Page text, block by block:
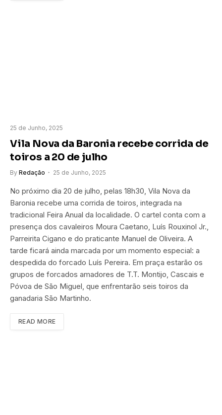
25 de Junho, 2025
Vila Nova da Baronia recebe corrida de
toiros a 20 de julho
By Redação 25 de Junho, 2025
No próximo dia 20 de julho, pelas 18h30, Vila Nova da
Baronia recebe uma corrida de toiros, integrada na
tradicional Feira Anual da localidade. O cartel conta com a
presença dos cavaleiros Moura Caetano, Luís Rouxinol Jr.,
Parreirita Cigano e do praticante Manuel de Oliveira. A
tarde ficará ainda marcada por um momento especial: a
despedida do forcado Luís Pereira. Em praça estarão os
grupos de forcados amadores de T.T. Montijo, Cascais e
Póvoa de São Miguel, que enfrentarão seis toiros da
ganadaria São Martinho.
READ MORE